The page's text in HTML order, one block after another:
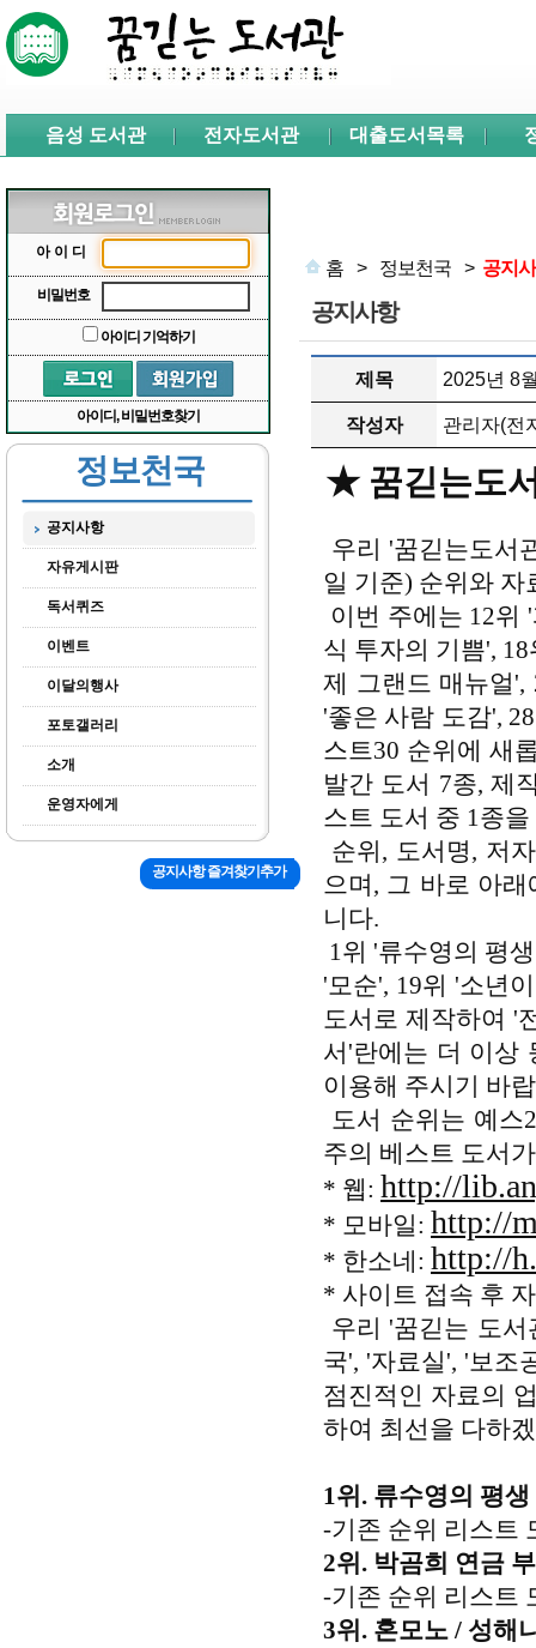
주메뉴 바로가기
서브메뉴 바로가기
음성 도서관 전자도서관 대출도서목록
아이디
비밀번호
아이디 기억하기
아이디, 비밀번호찾기
정보천국
공지사항
자유게시판
독서퀴즈
이벤트
이달의행사
포토갤러리
소개
운영자에게
홈 > 정보천국 > 공지
공지사항
제목 2025년 8
작성자 관리자(전
★ 꿈긷는도
우리 '꿈긷는도서
일 기준) 순위와 자
이번 주에는 12위
식 투자의 기쁨',
제 그랜드 매뉴얼',
'좋은 사람 도감',
스트30 순위에 새
발간 도서 7종, 제
스트 도서 중 1종
순위, 도서명, 저
으며, 그 바로 아
니다.
1위 '류수영의 평
'모순', 19위 '소년
도서로 제작하여 '
서'란에는 더 이상
이용해 주시기 바
도서 순위는 예스
주의 베스트 도서
* 웹: http://
* 모바일: http://
* 한소네: http://
* 사이트 접속 후
우리 '꿈긷는 도
국', '자료실', '보조
점진적인 자료의
하여 최선을 다하
1위. 류수영의 평
-기존 순위 리스트
2위. 박곰희 연금
-기존 순위 리스트
3위. 혼모노 / 성해
공지사항 즐겨찾기추가